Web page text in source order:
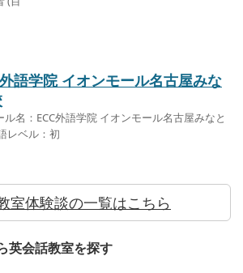
外語学院 イオンモール名古屋みな
ル名：ECC外語学院 イオンモール名古屋みなと
レベル：初
室体験談の一覧はこちら
英会話教室を探す